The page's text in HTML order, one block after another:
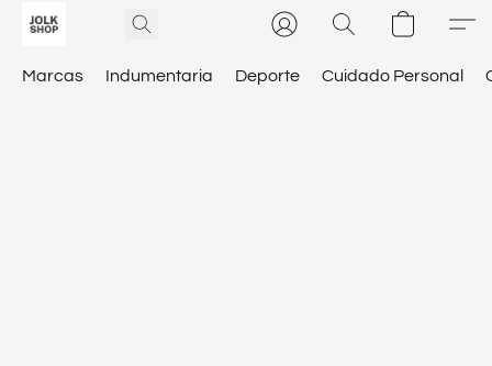
Marcas Indumentaria Deporte Cuidado Personal